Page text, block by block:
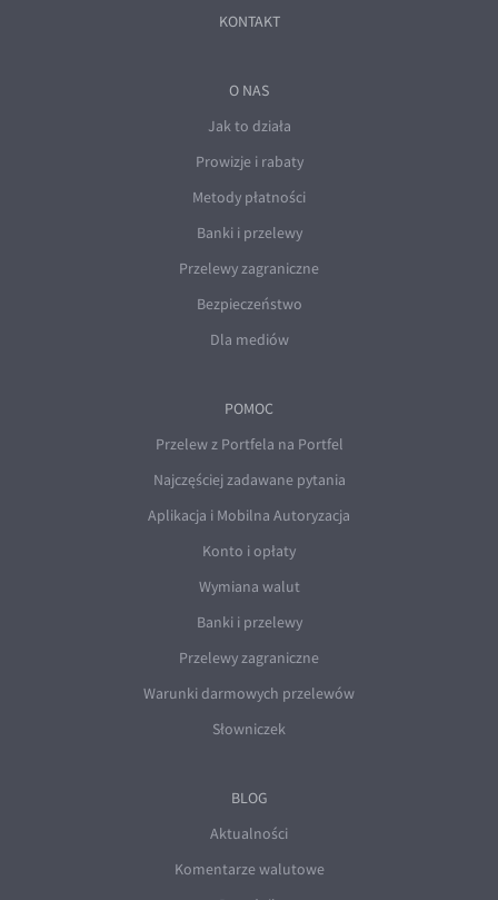
KONTAKT
O NAS
Jak to działa
Prowizje i rabaty
Metody płatności
Banki i przelewy
Przelewy zagraniczne
Bezpieczeństwo
Dla mediów
POMOC
Przelew z Portfela na Portfel
Najczęściej zadawane pytania
Aplikacja i Mobilna Autoryzacja
Konto i opłaty
Wymiana walut
Banki i przelewy
Przelewy zagraniczne
Warunki darmowych przelewów
Słowniczek
BLOG
Aktualności
Komentarze walutowe